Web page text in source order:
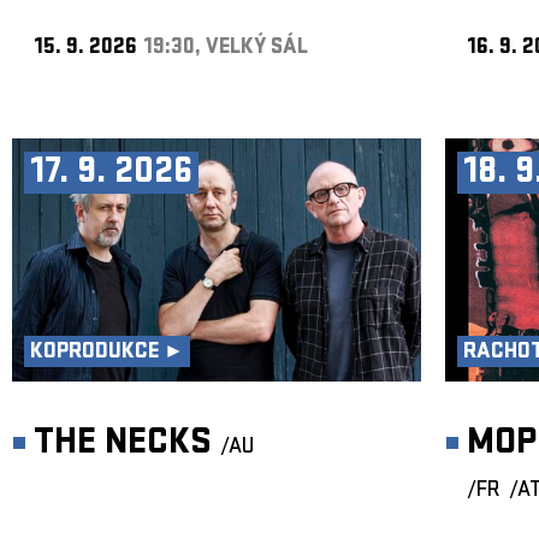
15. 9. 2026 19:30, VELKÝ SÁL 16. 9.
17. 9. 2026
KOPRODUKCE ►
THE NECKS /AU
18.
/FR /